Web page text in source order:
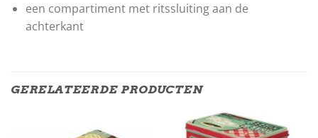
een compartiment met ritssluiting aan de
achterkant
GERELATEERDE PRODUCTEN